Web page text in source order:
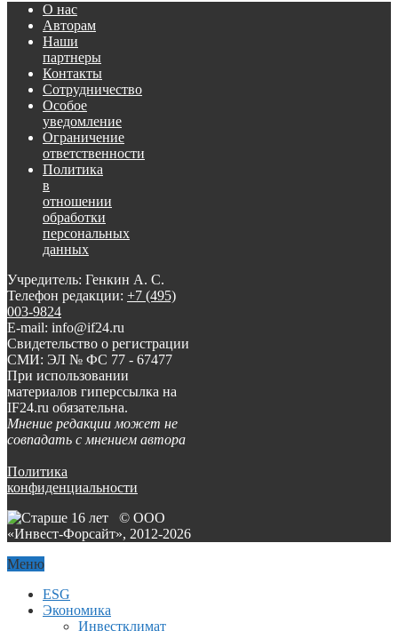
О нас
Авторам
Наши
партнеры
Контакты
Сотрудничество
Особое
уведомление
Ограничение
ответственности
Политика
в
отношении
обработки
персональных
данных
Учредитель: Генкин А. С.
Телефон редакции: +7 (495)
003-9824
E-mail: info@if24.ru
Свидетельство о регистрации
СМИ: ЭЛ № ФС 77 - 67477
При использовании
материалов гиперссылка на
IF24.ru обязательна.
Мнение редакции может не
совпадать с мнением автора
Политика
конфиденциальности
© ООО
«Инвест-Форсайт», 2012-2026
Меню
ESG
Экономика
Инвестклимат